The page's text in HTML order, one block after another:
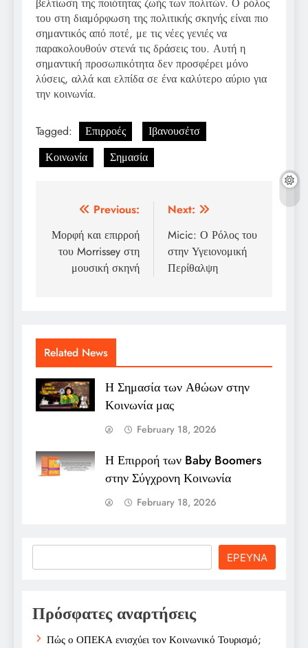
του στη διαμόρφωση της πολιτικής σκηνής είναι πιο
σημαντικός από ποτέ, με τις νέες γενιές να
παρακολουθούν στενά τις δράσεις του. Αυτή η
σημαντική προσωπικότητα δεν προσφέρει μόνο
λύσεις, αλλά και ελπίδα σε ένα καλύτερο αύριο για
την κοινωνία.
Tagged: Επιρροές
Ιβανουσέτσ
Κοινωνία
Σημασία
Post
navigation
Previous:
Μορφή και επιρροή
του Morrissey στη
μουσική σκηνή
Next:
Micic: Ο Ρόλος του
στην Υγειονομική
Περίθαλψη
Related News
Η Σημασία των Αθώων στην
Κοινωνία μας
February 18, 2026
Η Επιρροή των Baby Boomers
στην Σύγχρονη Κοινωνία
February 18, 2026
ΕΡΕΥΝΑ
Πρόσφατες αναρτήσεις
Πώς ο ΟΠΕΚΑ ενισχύει τον Κοινωνικό Τουρισμό;